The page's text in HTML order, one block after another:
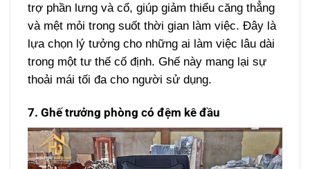
trợ phần lưng và cổ, giúp giảm thiểu căng thẳng
và mệt mỏi trong suốt thời gian làm việc. Đây là
lựa chọn lý tưởng cho những ai làm việc lâu dài
trong một tư thế cố định. Ghế này mang lại sự
thoải mái tối đa cho người sử dụng.
7. Ghế trưởng phòng có đệm kê đầu